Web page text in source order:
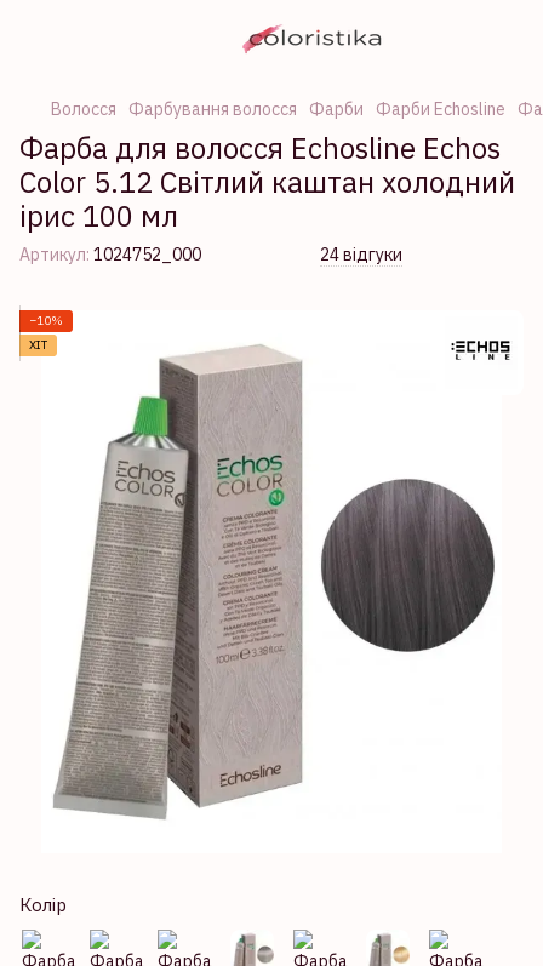
Волосся Фарбування волосся Фарби Фарби Echosline
Фарба для волосся Echosline Echos
Color 5.12 Світлий каштан холодний
ірис 100 мл
Артикул: 1024752_000 24 відгуки
−10%
ХІТ
Колір